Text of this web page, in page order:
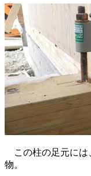
この柱の足元には
物。